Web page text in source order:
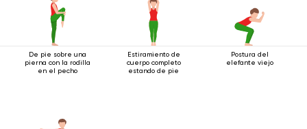
De pie sobre una
pierna con la rodilla
en el pecho
Estiramiento de
cuerpo completo
estando de pie
Postura del
elefante viejo